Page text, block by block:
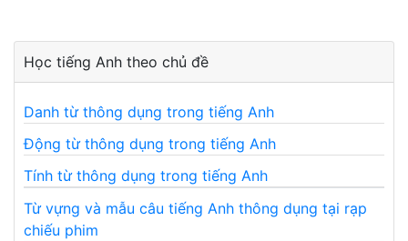
Học tiếng Anh theo chủ đề
Danh từ thông dụng trong tiếng Anh
Động từ thông dụng trong tiếng Anh
Tính từ thông dụng trong tiếng Anh
Từ vựng và mẫu câu tiếng Anh thông dụng tại rạp
chiếu phim